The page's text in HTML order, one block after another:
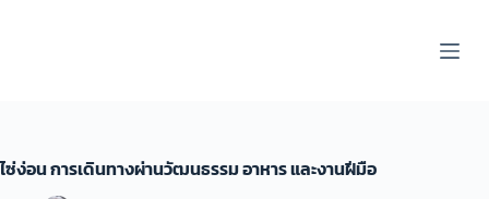
o
n
ไซ่ง่อน การเดินทางผ่านวัฒนธรรม อาหาร และงานฝีมือ